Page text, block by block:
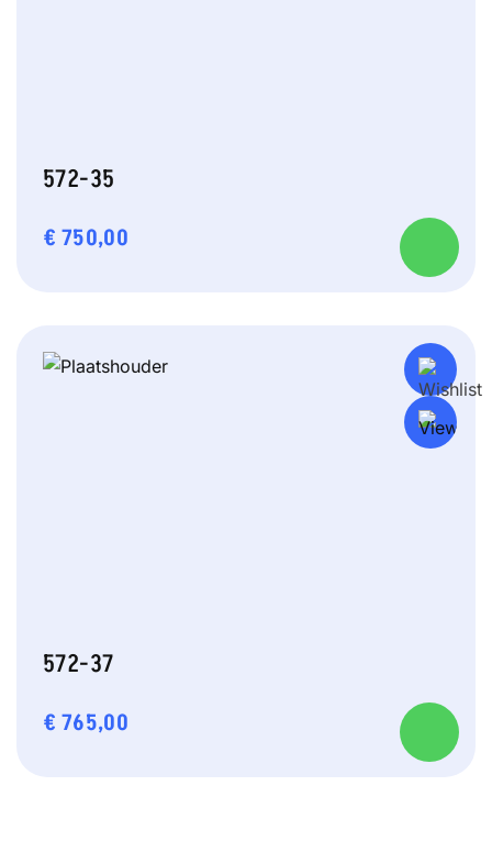
572-35
€ 750,00
572-37
€ 765,00